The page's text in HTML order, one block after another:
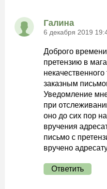
Галина
6 декабря 2019
Доброго
претензию в
заказным
Уведомление
при
оно до сих пор
вручения
письмо с
вручено
Ответить